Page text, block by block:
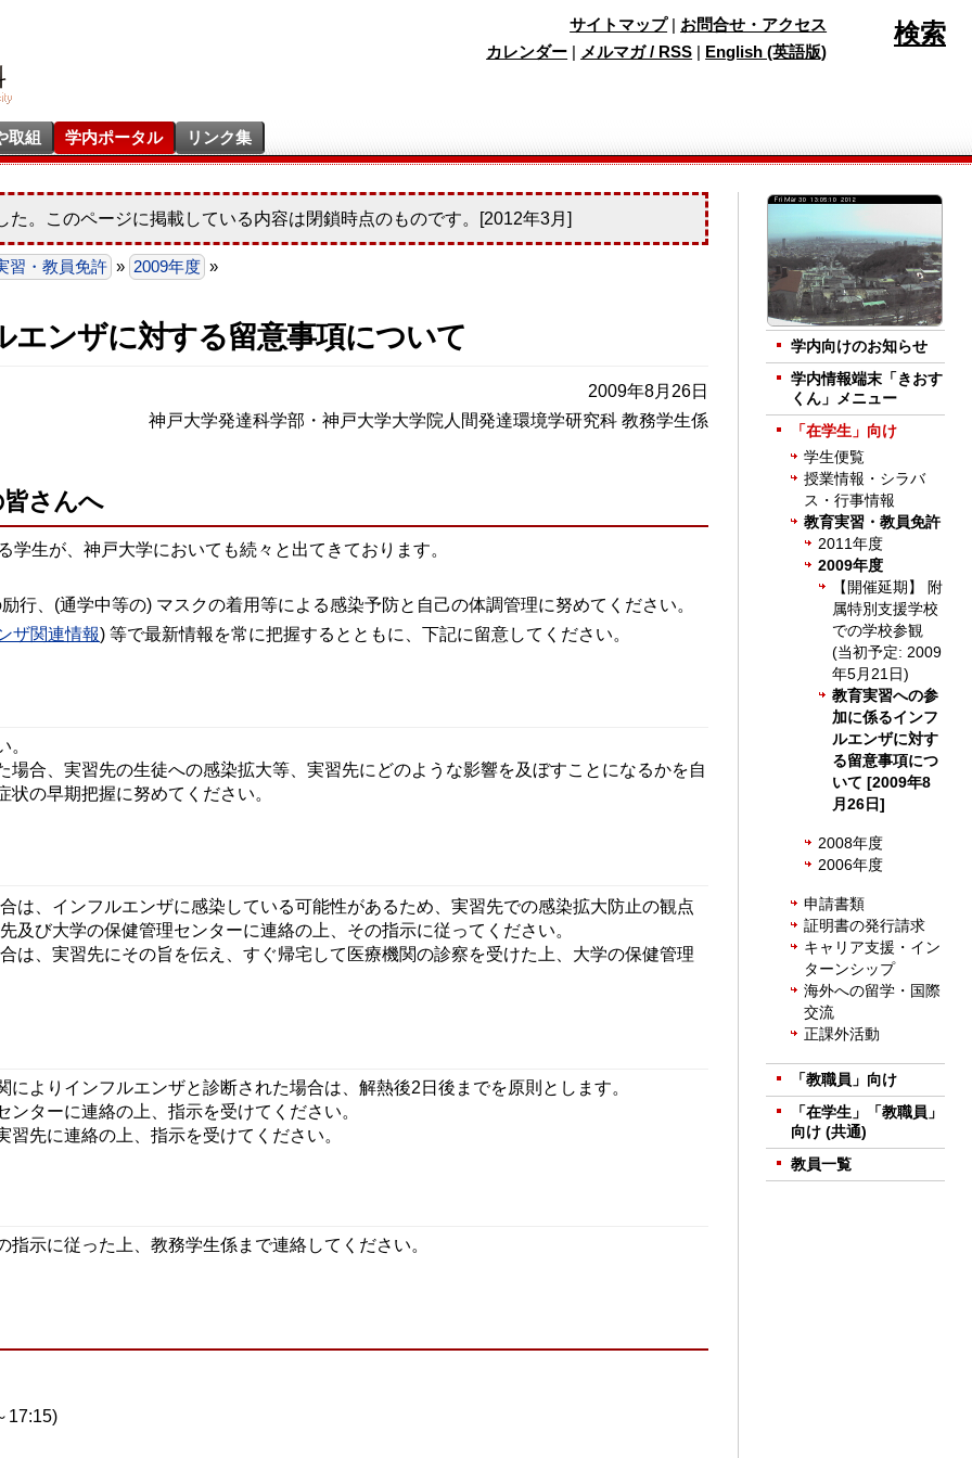
サイトマップ| お問合せ・アクセス
カレンダー
メルマガ / RSS English (英語版)
検索
取組 学内ポータル リンク集
。このページに掲載している内容は閉鎖時点のものです。[2012年3月]
習・教員免許 » 2009年度 »
ンザに対する留意事項について
2009年8月26日
神戸大学発達科学部・神戸大学大学院人間発達環境学研究科 教務学生係
さんへ
生が、神戸大学においても続々と出てきております。
行、(通学中等の) マスクの着用等による感染予防と自己の体調管理に努めてください。
ザ関連情報) 等で最新情報を常に把握するとともに、下記に留意してください。
。
合、実習先の生徒への感染拡大等、実習先にどのような影響を及ぼすことになるかを自
の早期把握に努めてください。
は、インフルエンザに感染している可能性があるため、実習先での感染拡大防止の観点
及び大学の保健管理センターに連絡の上、その指示に従ってください。
は、実習先にその旨を伝え、すぐ帰宅して医療機関の診察を受けた上、大学の保健管理
よりインフルエンザと診断された場合は、解熱後2日後までを原則とします。
ターに連絡の上、指示を受けてください。
先に連絡の上、指示を受けてください。
示に従った上、教務学生係まで連絡してください。
17:15)
学内向けのお知らせ
学内情報端末「きおす
くん」メニュー
「在学生」向け
学生便覧
授業情報・シラバ
ス・行事情報
教育実習・教員免許
2011年度
2009年度
【開催延期】 附
属特別支援学校
での学校参観
(当初予定: 2009
年5月21日)
教育実習への参
加に係るインフ
ルエンザに対す
る留意事項につ
いて [2009年8
月26日]
2008年度
2006年度
申請書類
証明書の発行請求
キャリア支援・イン
ターンシップ
海外への留学・国際
交流
正課外活動
「教職員」向け
「在学生」「教職員」
向け (共通)
教員一覧